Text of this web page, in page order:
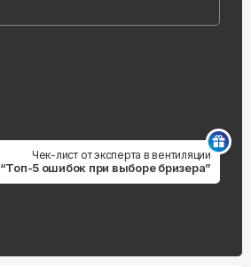
Чек-лист от эксперта в вентиляции
“Топ-5 ошибок при выборе бризера”